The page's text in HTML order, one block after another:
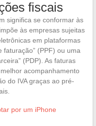
fiscais
significa se conformar às
às empresas sujeitas
em plataformas
faturação” (PPF) ou uma
(PDP). As faturas
acompanhamento
do IVA graças ao pré-
por um iPhone